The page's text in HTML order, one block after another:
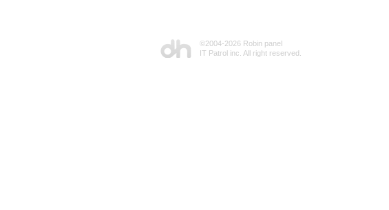
©2004-2026 Robin panel
IT Patrol inc. All right reserved.